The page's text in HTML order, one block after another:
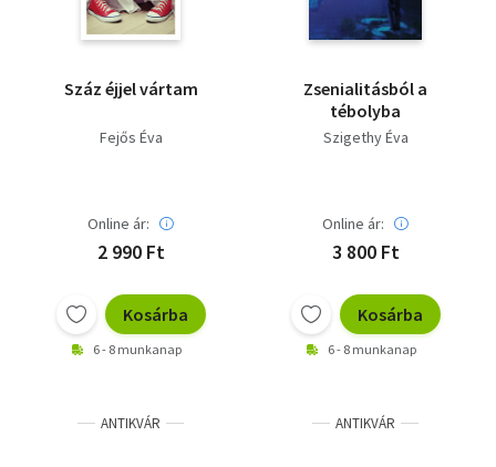
Száz éjjel vártam
Fejős Éva
Online ár:
2 990 Ft
Kosárba
6 - 8 munkanap
Zsenialitásból a
tébolyba
Szigethy Éva
Online ár:
3 800 Ft
Kosárba
6 - 8 munkanap
ANTIKVÁR ANTIKVÁR